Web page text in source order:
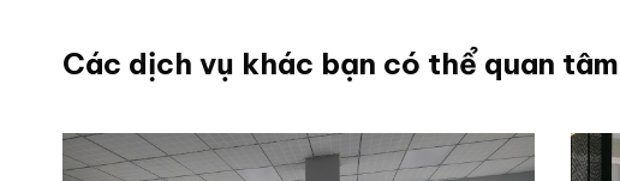
Các dịch vụ khác bạn có thể quan tâm